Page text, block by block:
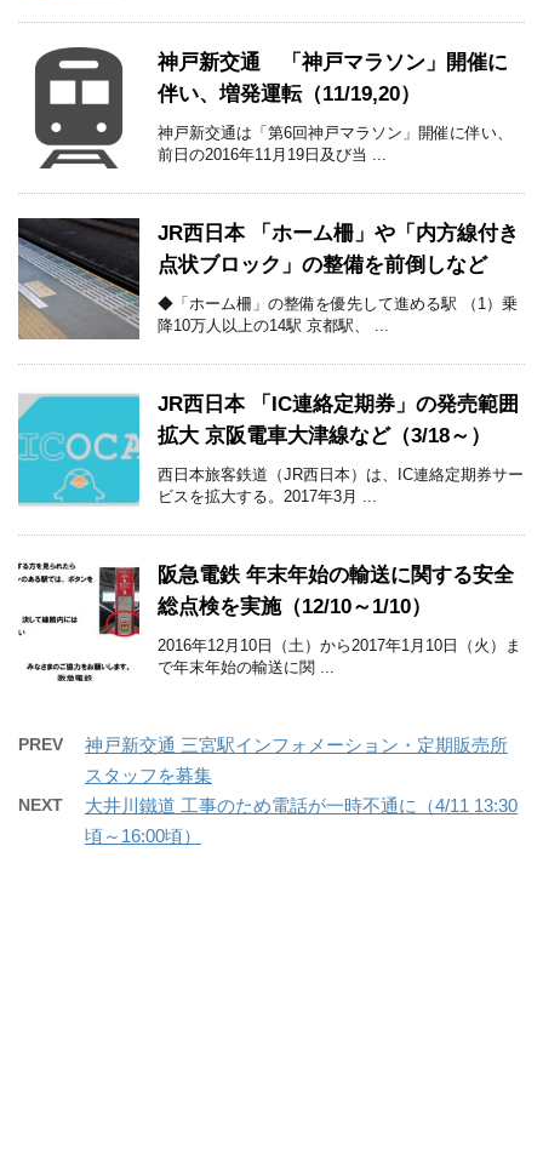
神戸新交通 「神戸マラソン」開催に
伴い、増発運転（11/19,20）
神戸新交通は「第6回神戸マラソン」開催に伴い、
前日の2016年11月19日及び当 ...
JR西日本 「ホーム柵」や「内方線付き
点状ブロック」の整備を前倒しなど
◆「ホーム柵」の整備を優先して進める駅 （1）乗
降10万人以上の14駅 京都駅、 ...
JR西日本 「IC連絡定期券」の発売範囲
拡大 京阪電車大津線など（3/18～）
西日本旅客鉄道（JR西日本）は、IC連絡定期券サー
ビスを拡大する。2017年3月 ...
阪急電鉄 年末年始の輸送に関する安全
総点検を実施（12/10～1/10）
2016年12月10日（土）から2017年1月10日（火）ま
で年末年始の輸送に関 ...
PREV
神戸新交通 三宮駅インフォメーション・定期販売所
スタッフを募集
NEXT
大井川鐵道 工事のため電話が一時不通に（4/11 13:30
頃～16:00頃）